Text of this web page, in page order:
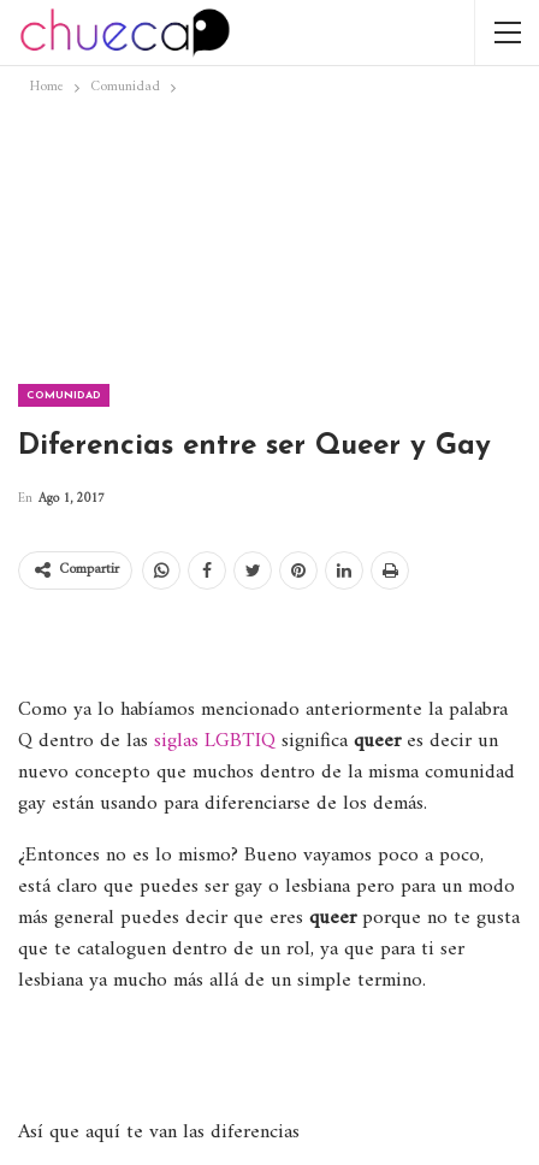
Home Comunidad
COMUNIDAD
Diferencias entre ser Queer y Gay
En Ago 1, 2017
Compartir
Como ya lo habíamos mencionado anteriormente la palabra
Q dentro de las siglas LGBTIQsignificaqueeres decir un
nuevo concepto que muchos dentro de la misma comunidad
gay están usando para diferenciarse de los demás.
¿Entonces no es lo mismo? Bueno vayamos poco a poco,
está claro que puedes ser gay o lesbiana pero para un modo
más general puedes decir que eres queerporque no te gusta
que te cataloguen dentro de un rol, ya que para ti ser
lesbiana ya mucho más allá de un simple termino.
Así que aquí te van las diferencias